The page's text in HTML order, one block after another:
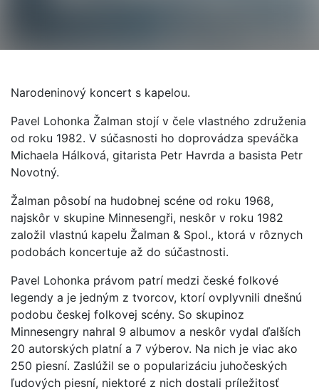
Narodeninový koncert s kapelou.
Pavel Lohonka Žalman stojí v čele vlastného združenia
od roku 1982. V súčasnosti ho doprovádza speváčka
Michaela Hálková, gitarista Petr Havrda a basista Petr
Novotný.
Žalman pôsobí na hudobnej scéne od roku 1968,
najskôr v skupine Minnesengři, neskôr v roku 1982
založil vlastnú kapelu Žalman & Spol., ktorá v rôznych
podobách koncertuje až do súčastnosti.
Pavel Lohonka právom patrí medzi české folkové
legendy a je jedným z tvorcov, ktorí ovplyvnili dnešnú
podobu českej folkovej scény. So skupinoz
Minnesengry nahral 9 albumov a neskôr vydal ďalších
20 autorských platní a 7 výberov. Na nich je viac ako
250 piesní. Zaslúžil se o popularizáciu juhočeských
ľudových piesní, niektoré z nich dostali príležitosť